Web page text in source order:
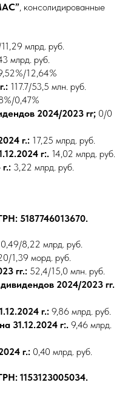
, консолидированные
млрд. руб.
млрд. руб.
12,64%
117.7/53,5 млн. руб.
0,47%
2024/2023 гг; 0/0
г.: 17,25 млрд. руб.
г:. 14,02 млрд. руб.
3,22 млрд. руб.
5187746013670.
8,22 млрд. руб.
1,39 морд. руб.
гг.: 52,4/15,0 млн. руб.
2024/2023 гг.
г.: 9,86 млрд. руб.
31.12.2024 г:. 9,46 млрд.
г.: 0,40 млрд. руб.
1153123005034.